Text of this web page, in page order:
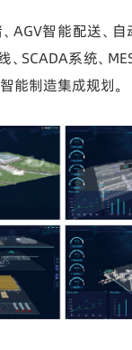
AGV智能配送、
SCADA系统、
能制造集成规划。